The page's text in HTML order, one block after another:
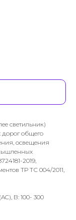
светильник)
общего
освещения
2019,
ТР ТС 004/2011,
В: 100- 300